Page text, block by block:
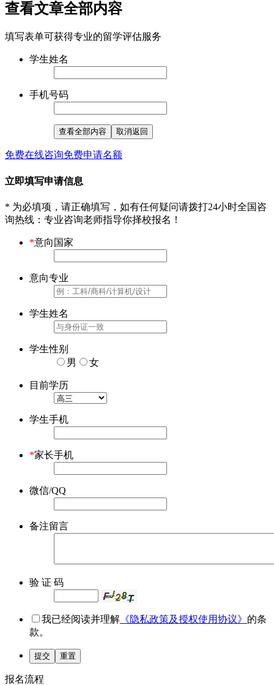
查看文章全部内容
填写表单可获得专业的留学评估服务
学生姓名
手机号码
查看全部内容 取消返回
免费在线咨询免费申请名额
立即填写申请信息
* 为必填项，请正确填写，如有任何疑问请拨打24小时全国咨
询热线 ：专业咨询老师指导你择校报名！
*意向国家
意向专业
学生姓名
学生性别
男
女
目前学历
学生手机
*家长手机
微信/QQ
备注留言
验 证 码
我已经阅读并理解 《隐私政策及授权使用协议》 的条
款。
提交 重置
报名流程